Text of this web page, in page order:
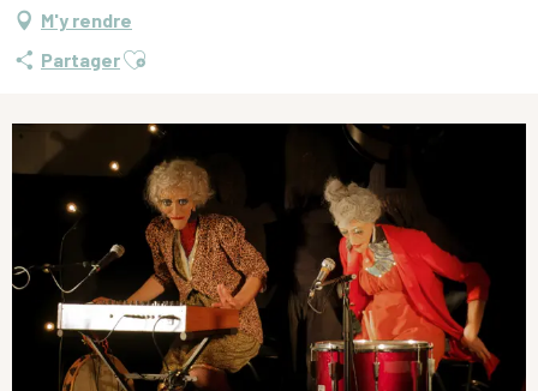
M'y rendre
PartagerAjouter aux favoris